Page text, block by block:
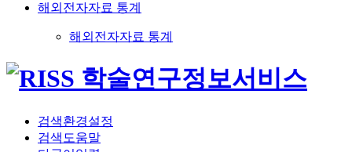
해외전자자료 통계
해외전자자료 통계
검색환경설정
검색도움말